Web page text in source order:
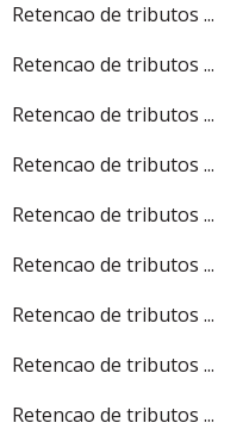
Retencao de tributos ...
Retencao de tributos ...
Retencao de tributos ...
Retencao de tributos ...
Retencao de tributos ...
Retencao de tributos ...
Retencao de tributos ...
Retencao de tributos ...
Retencao de tributos ...